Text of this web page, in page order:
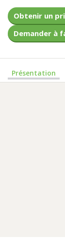
Obtenir un
Demander à
Présentation